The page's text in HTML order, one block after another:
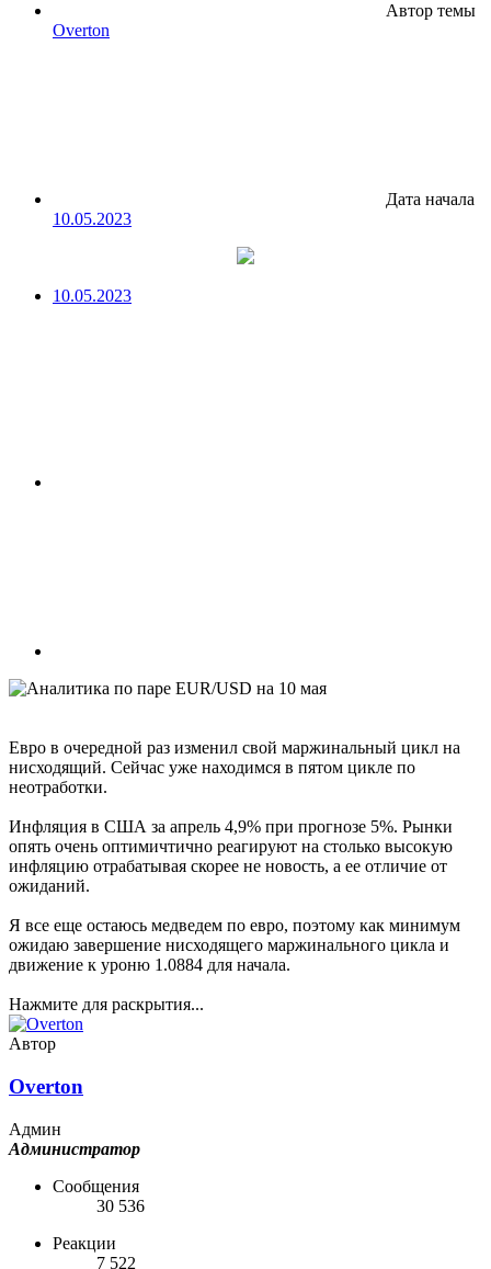
Автор темы
Overton
Дата начала
10.05.2023
10.05.2023
Евро в очередной раз изменил свой маржинальный цикл на
нисходящий. Сейчас уже находимся в пятом цикле по
неотработки.
Инфляция в США за апрель 4,9% при прогнозе 5%. Рынки
опять очень оптимичтично реагируют на столько высокую
инфляцию отрабатывая скорее не новость, а ее отличие от
ожиданий.
Я все еще остаюсь медведем по евро, поэтому как минимум
ожидаю завершение нисходящего маржинального цикла и
движение к уроню 1.0884 для начала.
Нажмите для раскрытия...
Автор
Overton
Админ
Администратор
Сообщения
30 536
Реакции
7 522